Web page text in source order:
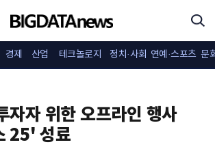
경제 산업 테크놀로지 정치·사회 연예·스포츠 문
자자 위한 오프라인 행사
25' 성료